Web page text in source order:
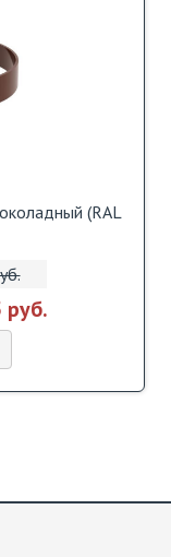
(RAL
pуб.